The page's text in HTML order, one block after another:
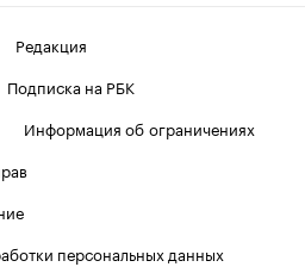
Редакция
Подписка на РБК
Информация об ограничениях
персональных данных